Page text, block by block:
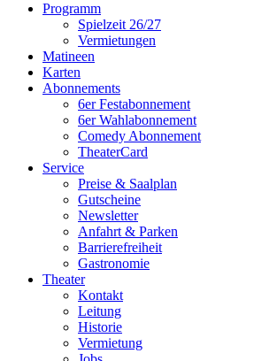
Programm
Spielzeit 26/27
Vermietungen
Matineen
Karten
Abonnements
6er Festabonnement
6er Wahlabonnement
Comedy Abonnement
TheaterCard
Service
Preise & Saalplan
Gutscheine
Newsletter
Anfahrt & Parken
Barrierefreiheit
Gastronomie
Theater
Kontakt
Leitung
Historie
Vermietung